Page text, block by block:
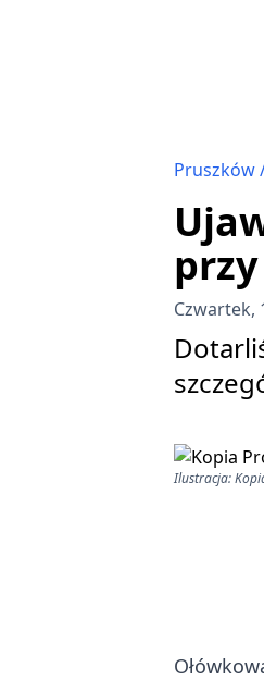
Pruszków
Czwartek,
Ilustracja: